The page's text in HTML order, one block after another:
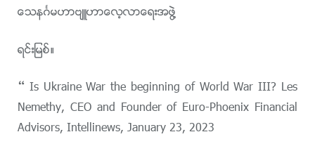
ေသနဂၤမဟာဗ်ဴဟာေလ့လာေရးအဖြဲ႔
ရင္းျမစ္။
– Is Ukraine War the beginning of World War III? Les
Nemethy, CEO and Founder of Euro-Phoenix Financial
Advisors, Intellinews, January 23, 2023